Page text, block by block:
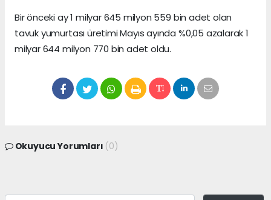
Bir önceki ay 1 milyar 645 milyon 559 bin adet olan
tavuk yumurtası üretimi Mayıs ayında %0,05 azalarak 1
milyar 644 milyon 770 bin adet oldu.
Okuyucu Yorumları (0)